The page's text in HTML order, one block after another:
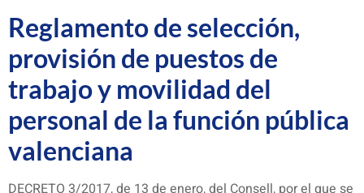
Reglamento de selección,
provisión de puestos de
trabajo y movilidad del
personal de la función pública
valenciana
DECRETO 3/2017, de 13 de enero, del Consell, por el que se